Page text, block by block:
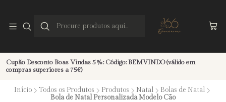
Cupão Desconto Boas Vindas 5%: Código: BEMVINDO (válido em
compras superiores a 75€)
Início Todos os Produtos Produtos Natal
Bolas de Natal
Bola de Natal Personalizada Modelo Cão